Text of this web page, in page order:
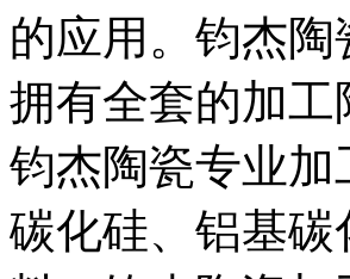
的应用。钧杰
拥有全套的加
钧杰陶瓷专业
碳化硅、铝基